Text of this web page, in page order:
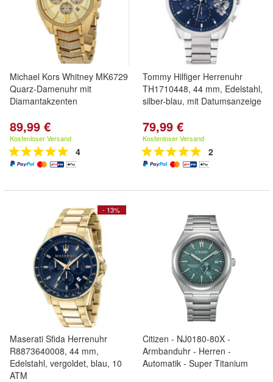
Michael Kors Whitney MK6729
Quarz-Damenuhr mit
Diamantakzenten
89,99 €
Kostenloser Versand
4
Tommy Hilfiger Herrenuhr
TH1710448, 44 mm, Edelstahl,
silber-blau, mit Datumsanzeige
79,99 €
Kostenloser Versand
2
- 13%
Maserati Sfida Herrenuhr
R8873640008, 44 mm,
Edelstahl, vergoldet, blau, 10
ATM
Citizen - NJ0180-80X -
Armbanduhr - Herren -
Automatik - Super Titanium